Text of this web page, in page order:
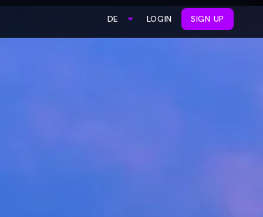
DE LOGIN SIGN UP